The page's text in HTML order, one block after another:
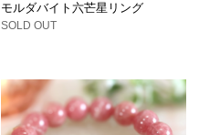
モルダバイト六芒星リング
SOLD OUT